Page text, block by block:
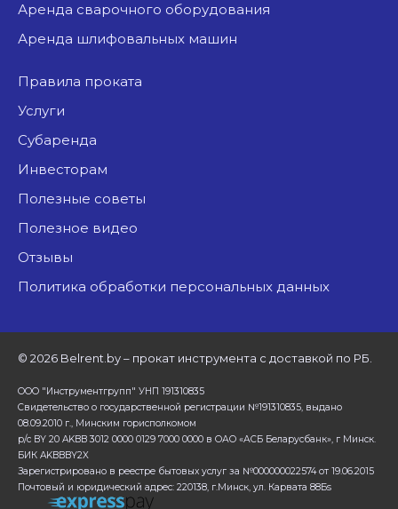
аренда сварочного оборудования
аренда шлифовальных машин
Правила проката
Услуги
Субаренда
Инвесторам
Полезные советы
Полезное видео
Отзывы
Политика обработки персональных данных
© 2026 Belrent.by – прокат инструмента с доставкой по РБ.
ООО "Инструментгрупп" УНП 191310835
Свидетельство о государственной регистрации №191310835, выдано
08.09.2010 г., Минским горисполкомом
р/с BY 20 AKBB 3012 0000 0129 7000 0000 в ОАО «АСБ Беларусбанк», г Минск.
БИК AKBBBY2X
Зарегистрировано в реестре бытовых услуг за №000000022574 от 19.06.2015
Почтовый и юридический адрес: 220138, г.Минск, ул. Карвата 88Бs